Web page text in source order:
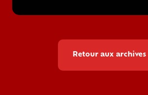
Retour aux archives